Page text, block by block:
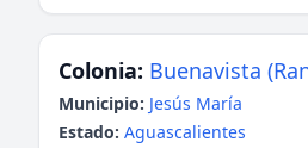
Colonia: Buenavista
Municipio: Jesús María
Estado: Aguascalientes